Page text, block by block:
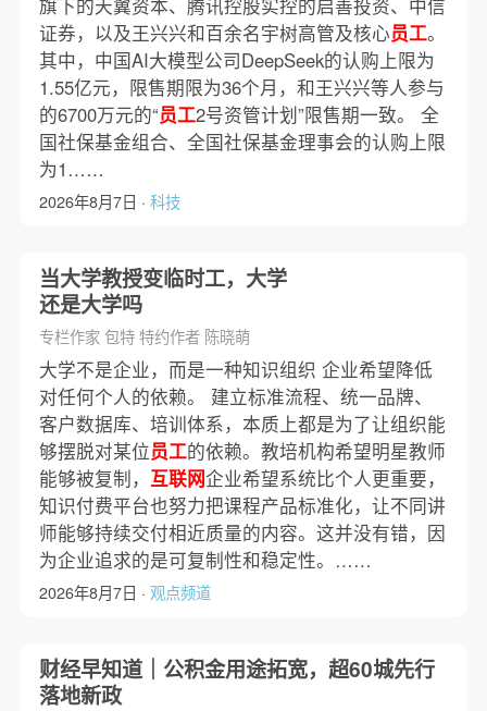
证券，以及王兴兴和百余名宇树高管及核心员工。
其中，中国AI大模型公司DeepSeek的认购上限为
1.55亿元，限售期限为36个月，和王兴兴等人参与
的6700万元的“员工2号资管计划”限售期一致。 全
国社保基金组合、全国社保基金理事会的认购上限
为1……
2026年8月7日 · 科技
当大学教授变临时工，大学
还是大学吗
专栏作家 包特 特约作者 陈晓萌
大学不是企业，而是一种知识组织 企业希望降低
对任何个人的依赖。 建立标准流程、统一品牌、
客户数据库、培训体系，本质上都是为了让组织能
够摆脱对某位员工的依赖。教培机构希望明星教师
能够被复制， 互联网企业希望系统比个人更重要，
知识付费平台也努力把课程产品标准化，让不同讲
师能够持续交付相近质量的内容。这并没有错，因
为企业追求的是可复制性和稳定性。……
2026年8月7日 · 观点频道
财经早知道｜公积金用途拓宽，超60城先行
落地新政